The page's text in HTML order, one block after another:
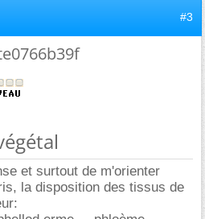
#3
et surtout de m'orienter
la disposition des tissus de